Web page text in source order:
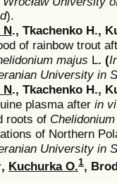
).
N., Tkachenko H.,
of rainbow trout
majus L. (
University in
N., Tkachenko H.,
plasma after in
roots of
of Northern
University in
, Kuchurka О.1,